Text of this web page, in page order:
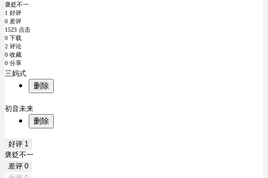
褒贬不一
1 好评
0 差评
1523 点击
0 下载
2 评论
0 收藏
0 分享
三妈式
删除
初音未来
删除
好评 1
褒贬不一
差评 0